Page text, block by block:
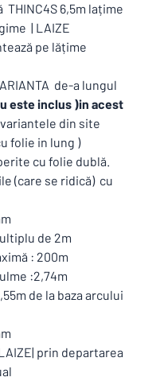
6,5m lațime
| LAIZE
pe lățime
de-a lungul
este inclus )in acest
din site
folie in lung )
cu folie dublă.
(care se ridică) cu
de 2m
: 200m
:2,74m
de la baza arcului
prin departarea